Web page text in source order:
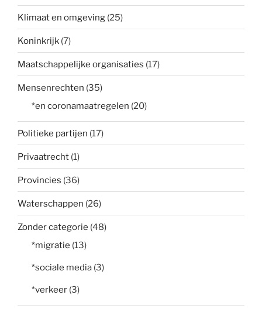
Klimaat en omgeving (25)
Koninkrijk (7)
Maatschappelijke organisaties (17)
Mensenrechten (35)
*en coronamaatregelen (20)
Politieke partijen (17)
Privaatrecht (1)
Provincies (36)
Waterschappen (26)
Zonder categorie (48)
*migratie (13)
*sociale media (3)
*verkeer (3)